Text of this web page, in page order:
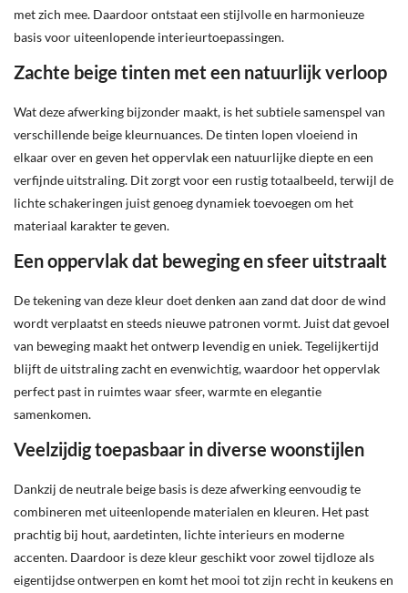
met zich mee. Daardoor ontstaat een stijlvolle en harmonieuze
basis voor uiteenlopende interieurtoepassingen.
Zachte beige tinten met een natuurlijk verloop
Wat deze afwerking bijzonder maakt, is het subtiele samenspel van
verschillende beige kleurnuances. De tinten lopen vloeiend in
elkaar over en geven het oppervlak een natuurlijke diepte en een
verfijnde uitstraling. Dit zorgt voor een rustig totaalbeeld, terwijl de
lichte schakeringen juist genoeg dynamiek toevoegen om het
materiaal karakter te geven.
Een oppervlak dat beweging en sfeer uitstraalt
De tekening van deze kleur doet denken aan zand dat door de wind
wordt verplaatst en steeds nieuwe patronen vormt. Juist dat gevoel
van beweging maakt het ontwerp levendig en uniek. Tegelijkertijd
blijft de uitstraling zacht en evenwichtig, waardoor het oppervlak
perfect past in ruimtes waar sfeer, warmte en elegantie
samenkomen.
Veelzijdig toepasbaar in diverse woonstijlen
Dankzij de neutrale beige basis is deze afwerking eenvoudig te
combineren met uiteenlopende materialen en kleuren. Het past
prachtig bij hout, aardetinten, lichte interieurs en moderne
accenten. Daardoor is deze kleur geschikt voor zowel tijdloze als
eigentijdse ontwerpen en komt het mooi tot zijn recht in keukens en